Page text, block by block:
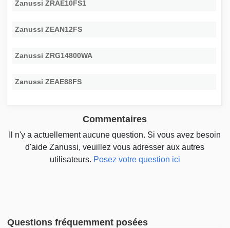
Zanussi ZRAE10FS1
Zanussi ZEAN12FS
Zanussi ZRG14800WA
Zanussi ZEAE88FS
Commentaires
Il n'y a actuellement aucune question. Si vous avez besoin
d'aide Zanussi, veuillez vous adresser aux autres
utilisateurs. Posez votre question ici
Questions fréquemment posées